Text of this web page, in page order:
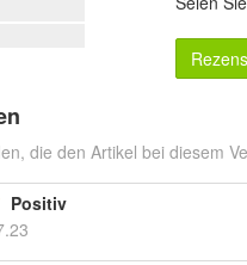
die den Artikel bei diesem
Positiv